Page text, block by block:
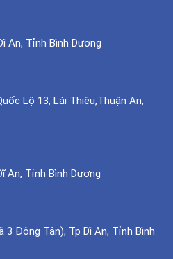
An, Tỉnh Bình Dương
Lộ 13, Lái Thiêu,Thuận An,
An, Tỉnh Bình Dương
3 Đông Tân), Tp Dĩ An, Tỉnh Bình